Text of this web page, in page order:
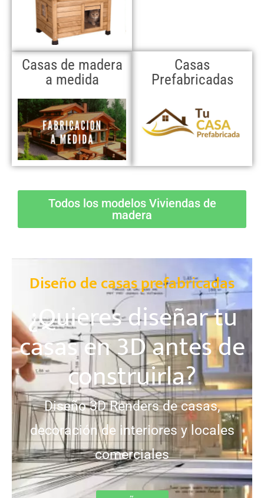
Casas de madera
a medida
Casas
Prefabricadas
Todos los modelos Viviendas de
madera
Diseño de casas prefabricadas
¿Quieres diseñar tu
casas en 3D antes de
construirla?
Diseño 3D Renders de casas,
decoración de interiores y locales
comerciales